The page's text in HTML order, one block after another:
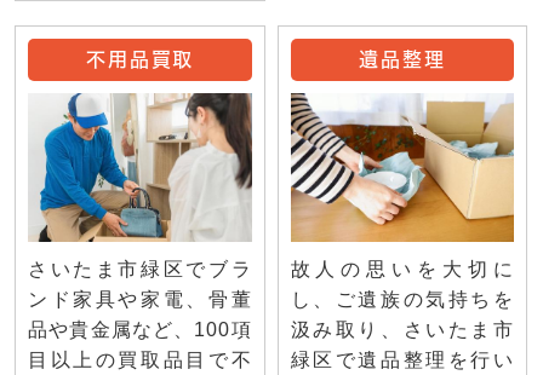
不用品買取
さいたま市緑区でブラ
ンド家具や家電、骨董
品や貴金属など、100項
目以上の買取品目で不
遺品整理
故人の思いを大切に
し、ご遺族の気持ちを
汲み取り、さいたま市
緑区で遺品整理を行い